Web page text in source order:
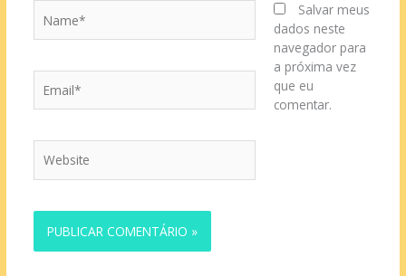
Salvar meus
dados neste
navegador para
a próxima vez
que eu
comentar.